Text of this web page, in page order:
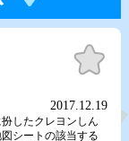
お気
に入
2017.12.19
したクレヨンしん
シートの該当する